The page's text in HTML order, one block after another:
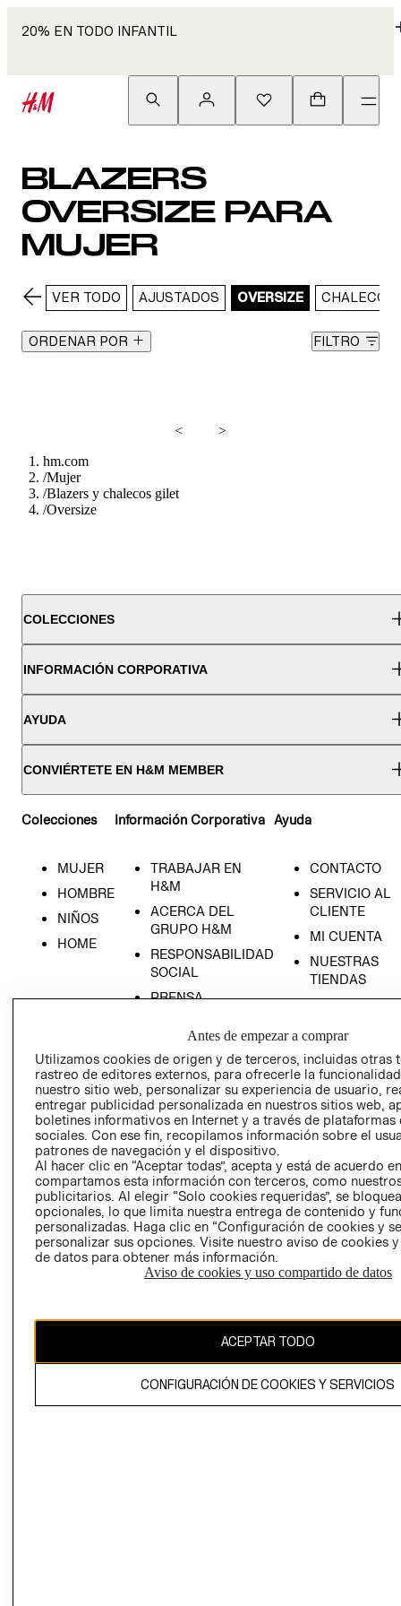
20% EN TODO INFANTIL
BLAZERS
OVERSIZE PARA
MUJER
VER TODO AJUSTADOS OVERSIZE CHALECOS
ORDENAR POR FILTRO
<
>
hm.com
/Mujer
/Blazers y chalecos gilet
/Oversize
COLECCIONES
INFORMACIÓN CORPORATIVA
AYUDA
CONVIÉRTETE EN H&M MEMBER
Colecciones
MUJER
HOMBRE
NIÑOS
HOME
Información Corporativa
TRABAJAR EN
H&M
ACERCA DEL
GRUPO H&M
RESPONSABILIDAD
SOCIAL
PRENSA
INVERSIONISTAS
POLÍTICA
EMPRESARIAL
Ayuda
CONTACTO
SERVICIO AL
CLIENTE
MI CUENTA
NUESTRAS
TIENDAS
TIENDA
TÉRMINOS Y
CONDICIONES
AVISO DE
PRIVACIDAD
AVISO DE
COOKIES
Chile ($)
Antes de empezar a comprar
Utilizamos cookies de origen y de terceros, incluidas otras
rastreo de editores externos, para ofrecerle la
nuestro sitio web, personalizar su experiencia de usuario,
entregar publicidad personalizada en nuestros sitios web,
boletines informativos en Internet y a través de plataformas
sociales. Con ese fin, recopilamos información sobre el
patrones de navegación y el dispositivo.
Al hacer clic en “Aceptar todas”, acepta y está de acuerdo
compartamos esta información con terceros, como
publicitarios. Al elegir “Solo cookies requeridas”, se
opcionales, lo que limita nuestra entrega de contenido y
personalizadas. Haga clic en “Configuración de cookies y
personalizar sus opciones. Visite nuestro aviso de cookies
de datos para obtener más información.
Aviso de cookies y uso compartido de datos
ACEPTAR TODO
CONFIGURACIÓN DE COOKIES Y SERVICIOS